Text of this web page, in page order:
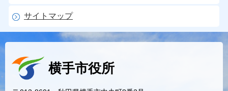
サイトマップ
横手市役所